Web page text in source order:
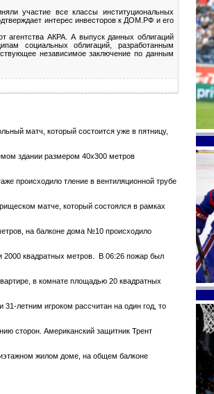
участие все классы институциональных
интерес инвесторов к ДОМ.РФ и его
агентства АКРА. А выпуск данных облигаций
социальных облигаций, разработанным
независимое заключение по данным
матч, который состоится уже в пятницу,
здании размером 40х300 метров
происходило тление в вентиляционной трубе
матче, который состоялся в рамках
на балконе дома №10 происходило
2000 квадратных метров. В 06:26 пожар был
в комнате площадью 20 квадратных
летним игроком рассчитан на один год, то
сторон. Американский защитник Трент
жилом доме, на общем балконе